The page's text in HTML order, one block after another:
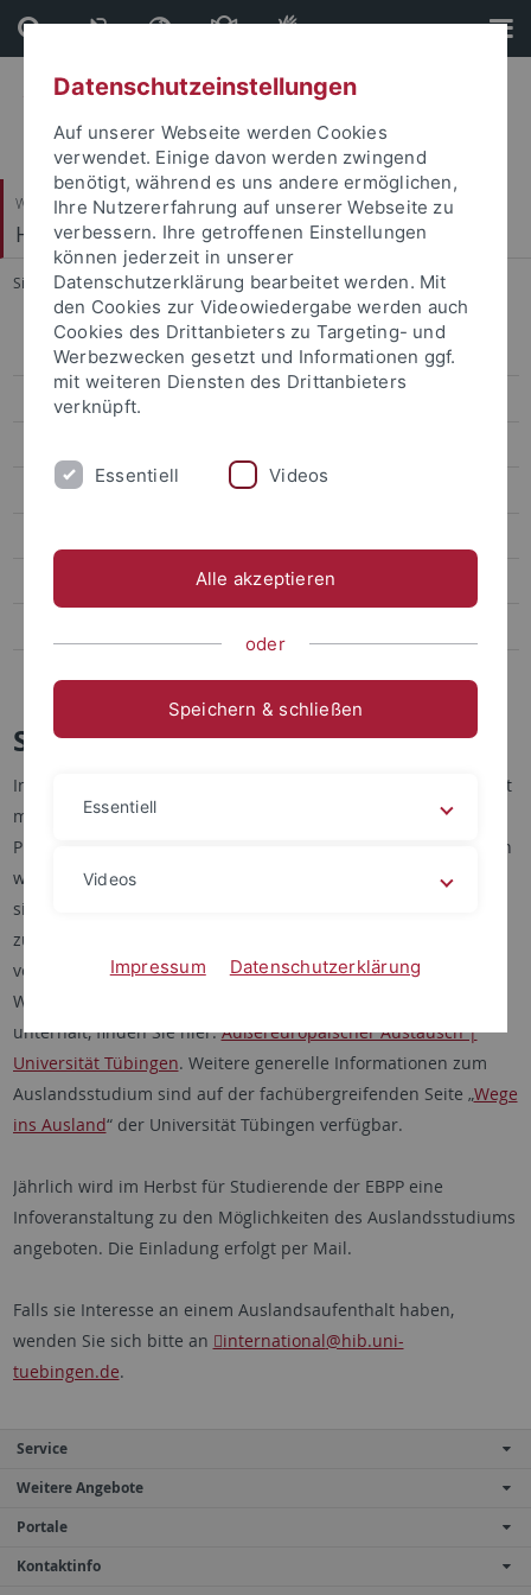
Direkt
zum
Inhalt
Direkt
zur
Fußleiste
Wirtschafts- und Sozialwissenschaftliche Fakultät
Hector-Institut für Empirische Bildungsforschung
Sie sind hier: Startseite ... Studieren im Ausland
Bewerbung
Studieninhalte
Studieren im Ausland
Studieren im Ausland
Im Bachelorstudiengang ist ein freiwilliger Auslandsaufenthalt
möglich. Bei einem Aufenthalt innerhalb der EU sollte mit der
Planung ca. ein bis eineinhalb Jahre vor der Abreise begonnen
werden. Bei einem Aufenthalt im außereuropäischen Ausland
sind aufgrund früher Bewerbungsfristen Vorbereitungen bis
zu zwei Jahre im Voraus nötig. Eine Übersicht über die
verschiedenen renommierten Universitäten auf der ganzen
Welt, mit denen die Universität Tübingen Partnerschaften
unterhält, finden Sie hier:Außereuropäischer Austausch |
Universität Tübingen. Weitere generelle Informationen zum
Auslandsstudium sind auf der fachübergreifenden Seite „Wege
ins Ausland“ der Universität Tübingen verfügbar.
Jährlich wird im Herbst für Studierende der EBPP eine
Infoveranstaltung zu den Möglichkeiten des Auslandsstudiums
angeboten. Die Einladung erfolgt per Mail.
Falls sie Interesse an einem Auslandsaufenthalt haben,
wenden Sie sich bitte an
international@hib.uni-
tuebingen.de.
Service
Weitere Angebote
Portale
Kontaktinfo
Datenschutzeinstellungen
Auf unserer Webseite werden Cookies
verwendet. Einige davon werden zwingend
benötigt, während es uns andere ermöglichen,
Ihre Nutzererfahrung auf unserer Webseite zu
verbessern. Ihre getroffenen Einstellungen
können jederzeit in unserer
Datenschutzerklärung bearbeitet werden. Mit
den Cookies zur Videowiedergabe werden auch
Cookies des Drittanbieters zu Targeting- und
Werbezwecken gesetzt und Informationen ggf.
mit weiteren Diensten des Drittanbieters
verknüpft.
Essentiell Videos
Alle akzeptieren
oder
Speichern & schließen
Essentiell
Videos
Impressum Datenschutzerklärung